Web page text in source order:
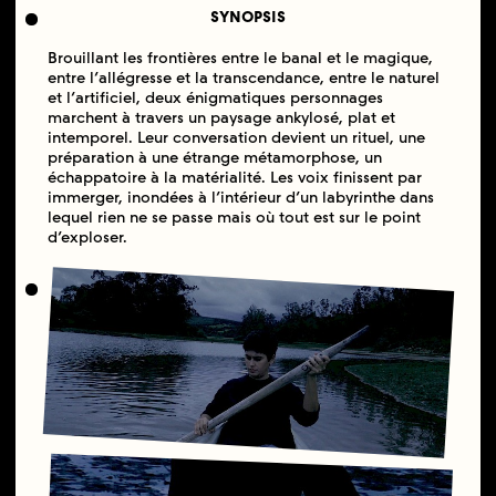
SYNOPSIS
Brouillant les frontières entre le banal et le magique,
entre l’allégresse et la transcendance, entre le naturel
et l’artificiel, deux énigmatiques personnages
marchent à travers un paysage ankylosé, plat et
intemporel. Leur conversation devient un rituel, une
préparation à une étrange métamorphose, un
échappatoire à la matérialité. Les voix finissent par
immerger, inondées à l’intérieur d’un labyrinthe dans
lequel rien ne se passe mais où tout est sur le point
d’exploser.